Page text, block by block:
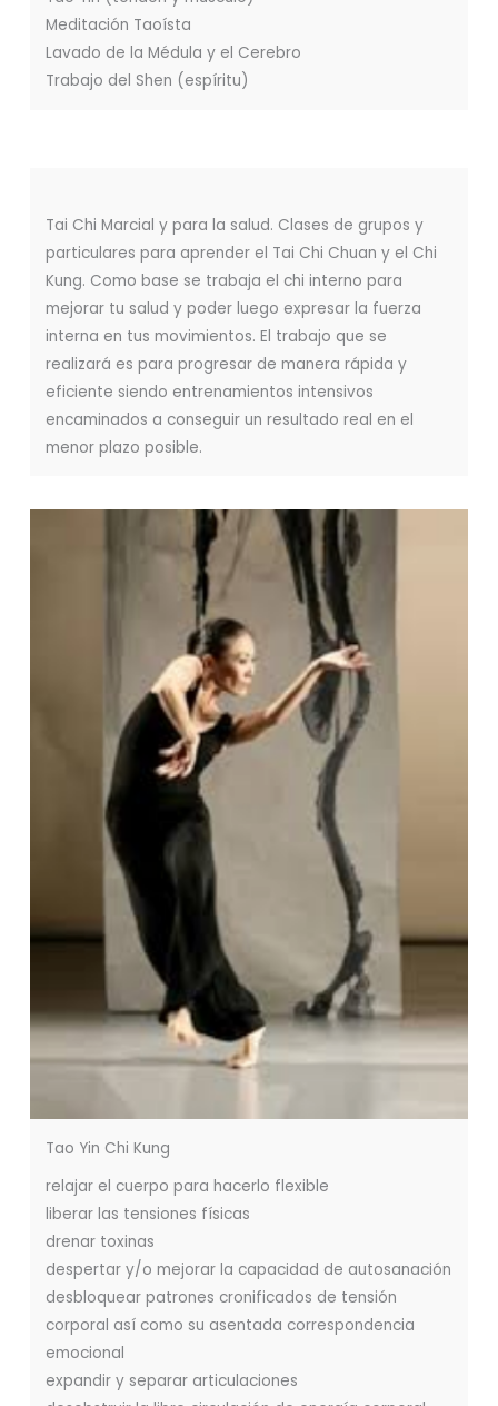
Meditación Taoísta
Lavado de la Médula y el Cerebro
Trabajo del Shen (espíritu)
Tai Chi Marcial y para la salud. Clases de grupos y
particulares para aprender el Tai Chi Chuan y el Chi
Kung. Como base se trabaja el chi interno para
mejorar tu salud y poder luego expresar la fuerza
interna en tus movimientos. El trabajo que se
realizará es para progresar de manera rápida y
eficiente siendo entrenamientos intensivos
encaminados a conseguir un resultado real en el
menor plazo posible.
Tao Yin Chi Kung
relajar el cuerpo para hacerlo flexible
liberar las tensiones físicas
drenar toxinas
despertar y/o mejorar la capacidad de autosanación
desbloquear patrones cronificados de tensión
corporal así como su asentada correspondencia
emocional
expandir y separar articulaciones